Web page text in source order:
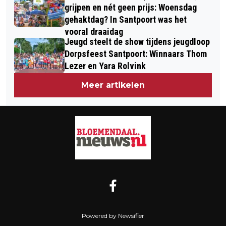
grijpen en nét geen prijs: Woensdag
gehaktdag? In Santpoort was het
vooral draaidag
Jeugd steelt de show tijdens jeugdloop
Dorpsfeest Santpoort: Winnaars Thom
Lezer en Yara Rolvink
Meer artikelen
Powered by Newsifier